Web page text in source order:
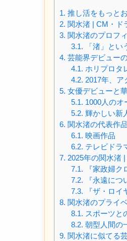
1. 推し活をもっと
2. 関水渚 | CM・ド
3. 関水渚のプロフ
3.1. 「渚」とい
4. 芸能界デビュー
4.1. ホリプロタ
4.2. 2017年、ア
5. 女優デビューと
5.1. 1000人のオ
5.2. 輝かしい新
6. 関水渚の代表作
6.1. 映画作品
6.2. テレビドラ
7. 2025年の関水渚
7.1. 『家政婦ク
7.2. 『永遠につ
7.3. 『ザ・ロイ
8. 関水渚のプライ
8.1. スポーツと
8.2. 朝型人間の
9. 関水渚に似てる